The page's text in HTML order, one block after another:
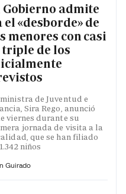
Gobierno admite
el «desborde» de
menores con casi
triple de los
de Juventud e
Sira Rego, anunció
viernes durante su
jornada de visita a la
que se han filiado
niños
Guirado